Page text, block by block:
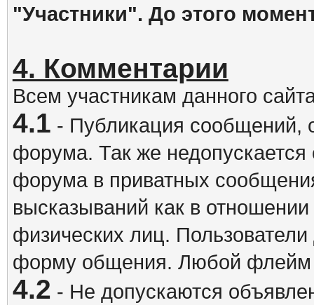
"Участники". До этого
4. Комментарии
Всем участникам данного
4.1 - Публикация сообщений,
форума. Так же недопускается
форума в приватных
высказываний как в
физических лиц.
форму общения. Любой флейм
4.2 - Не допускаются